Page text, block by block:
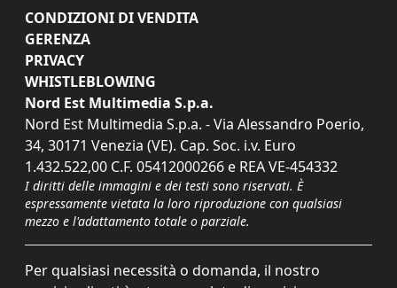
CONDIZIONI DI VENDITA
GERENZA
PRIVACY
WHISTLEBLOWING
Nord Est Multimedia S.p.a.
Nord Est Multimedia S.p.a. - Via Alessandro Poerio,
34, 30171 Venezia (VE). Cap. Soc. i.v. Euro
1.432.522,00 C.F. 05412000266 e REA VE-454332
I diritti delle immagini e dei testi sono riservati. È
espressamente vietata la loro riproduzione con qualsiasi
mezzo e l'adattamento totale o parziale.
Per qualsiasi necessità o domanda, il nostro